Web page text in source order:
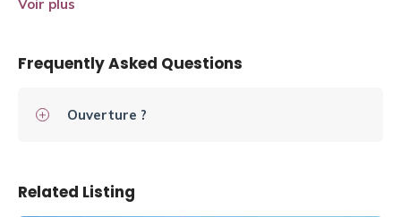
jacuzzi, piano, bar, jeux de société, parking.
Voir plus
Frequently Asked Questions
Ouverture ?
Related Listing